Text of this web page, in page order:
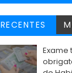
RECENTES
Exame